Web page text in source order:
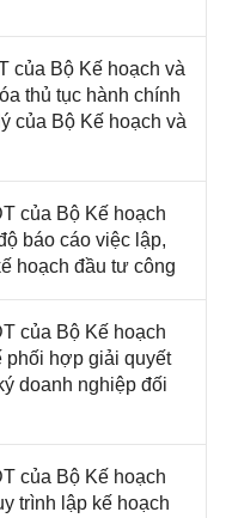
của Bộ Kế hoạch và
thủ tục hành chính
của Bộ Kế hoạch và
của Bộ Kế hoạch
báo cáo việc lập,
hoạch đầu tư công
của Bộ Kế hoạch
hợp giải quyết
doanh nghiệp đối
của Bộ Kế hoạch
trình lập kế hoạch